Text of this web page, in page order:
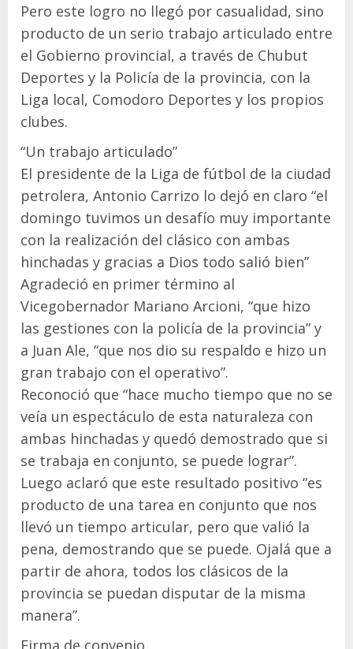
Pero este logro no llegó por casualidad, sino
producto de un serio trabajo articulado entre
el Gobierno provincial, a través de Chubut
Deportes y la Policía de la provincia, con la
Liga local, Comodoro Deportes y los propios
clubes.
“Un trabajo articulado”
El presidente de la Liga de fútbol de la ciudad
petrolera, Antonio Carrizo lo dejó en claro “el
domingo tuvimos un desafío muy importante
con la realización del clásico con ambas
hinchadas y gracias a Dios todo salió bien”
Agradeció en primer término al
Vicegobernador Mariano Arcioni, “que hizo
las gestiones con la policía de la provincia” y
a Juan Ale, “que nos dio su respaldo e hizo un
gran trabajo con el operativo”.
Reconoció que “hace mucho tiempo que no se
veía un espectáculo de esta naturaleza con
ambas hinchadas y quedó demostrado que si
se trabaja en conjunto, se puede lograr”.
Luego aclaró que este resultado positivo “es
producto de una tarea en conjunto que nos
llevó un tiempo articular, pero que valió la
pena, demostrando que se puede. Ojalá que a
partir de ahora, todos los clásicos de la
provincia se puedan disputar de la misma
manera”.
Firma de convenio